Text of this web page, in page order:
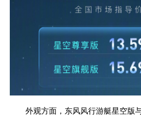
外观方面，东风风行游艇星空版